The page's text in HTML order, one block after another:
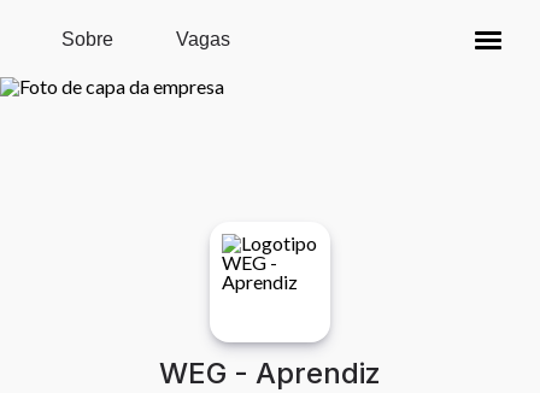
Pular para o conteúdo principal
Sobre Vagas
WEG - Aprendiz